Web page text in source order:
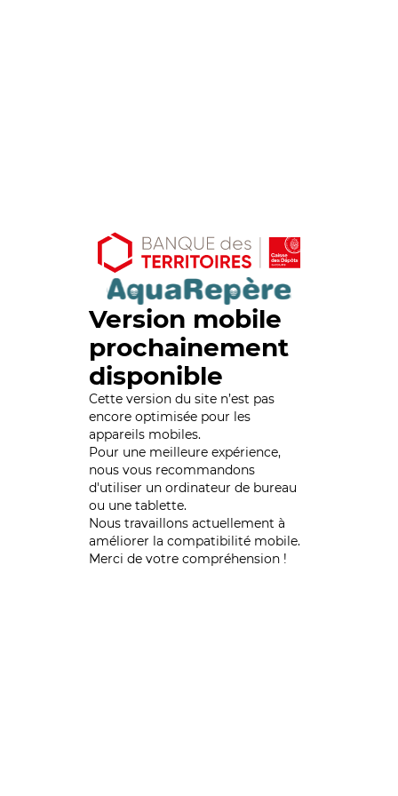
Version mobile
prochainement
disponible
Cette version du site n’est pas
encore optimisée pour les
appareils mobiles.
Pour une meilleure expérience,
nous vous recommandons
d'utiliser un ordinateur de bureau
ou une tablette.
Nous travaillons actuellement à
améliorer la compatibilité mobile.
Merci de votre compréhension !